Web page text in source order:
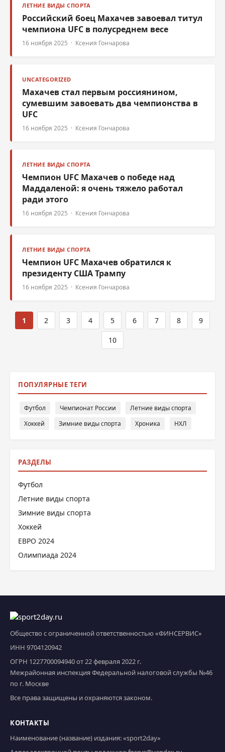
ЛЕТНИЕ ВИДЫ СПОРТА
Российский боец Махачев завоевал титул
чемпиона UFC в полусреднем весе
16 ноября 2025 · Ксения Гончарова
UNCATEGORIZED
Махачев стал первым россиянином,
сумевшим завоевать два чемпионства в
UFC
16 ноября 2025 · Ксения Гончарова
ЛЕТНИЕ ВИДЫ СПОРТА
Чемпион UFC Махачев о победе над
Маддаленой: я очень тяжело работал
ради этого
16 ноября 2025 · Ксения Гончарова
ЛЕТНИЕ ВИДЫ СПОРТА
Чемпион UFC Махачев обратился к
президенту США Трампу
16 ноября 2025 · Ксения Гончарова
1 2 3 4 5 6 7 8 9
10
ПОПУЛЯРНЫЕ ТЕГИ
Футбол Чемпионат России
Летние виды спорта
Хоккей
Зимние виды спорта Хроника НХЛ
РАЗДЕЛЫ
Футбол
Летние виды спорта
Зимние виды спорта
Хоккей
ЕВРО 2024
Олимпиада 2024
Общество с ограниченной ответственностью «ФИНСЕРВИС»
ИНН 9704120942
ОГРН 1227700094940 от 22 февраля 2022 г.
Межрайонная инспекция Федеральной налоговой службы №46
по г. Москве
Все права защищены и охраняются законом.
КОНТАКТЫ
Наименование (название) издания: «sport2day»